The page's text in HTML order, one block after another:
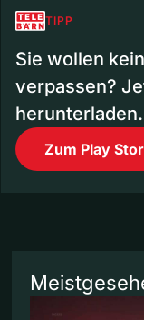
TIPP
Sie wollen
verpassen?
herunterladen.
Zum Play